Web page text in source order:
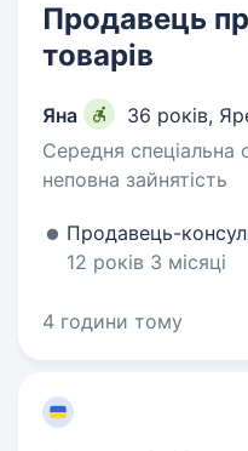
Продавець
товарів
Яна 36 років,
Середня спеціальна
неповна зайнятість
Продавець-
12 років 3 місяці
4 години тому